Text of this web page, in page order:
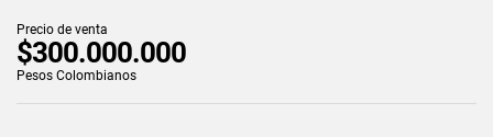
Precio de venta
$300.000.000
Pesos Colombianos